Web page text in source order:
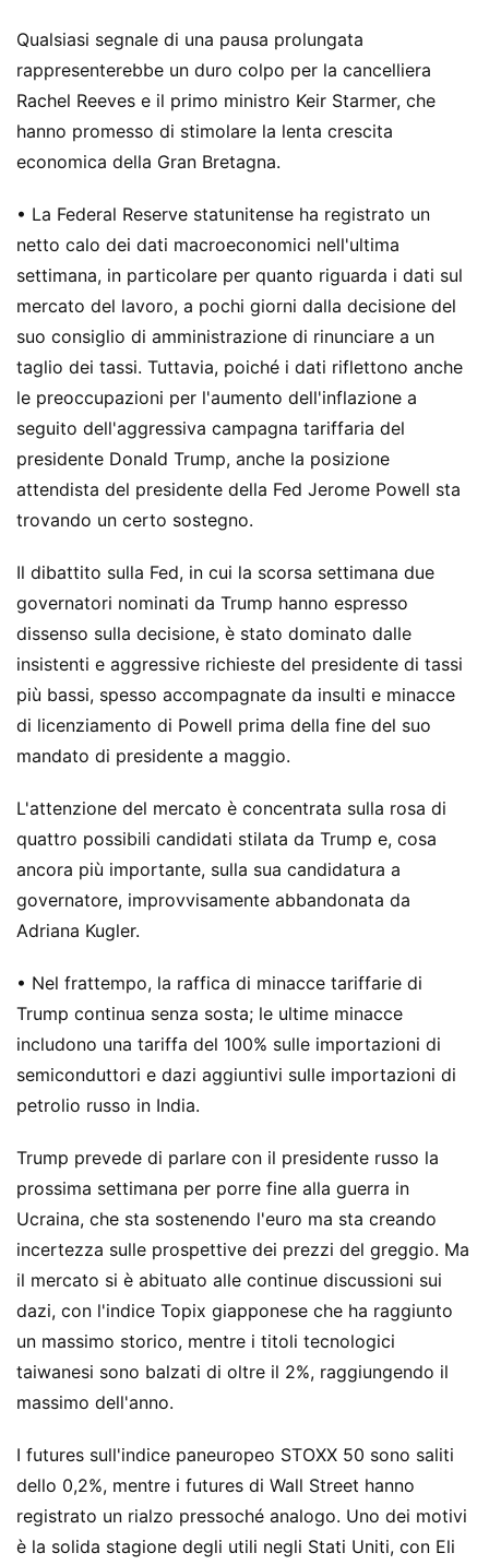
Qualsiasi segnale di una pausa prolungata
rappresenterebbe un duro colpo per la cancelliera
Rachel Reeves e il primo ministro Keir Starmer, che
hanno promesso di stimolare la lenta crescita
economica della Gran Bretagna.
• La Federal Reserve statunitense ha registrato un
netto calo dei dati macroeconomici nell'ultima
settimana, in particolare per quanto riguarda i dati sul
mercato del lavoro, a pochi giorni dalla decisione del
suo consiglio di amministrazione di rinunciare a un
taglio dei tassi. Tuttavia, poiché i dati riflettono anche
le preoccupazioni per l'aumento dell'inflazione a
seguito dell'aggressiva campagna tariffaria del
presidente Donald Trump, anche la posizione
attendista del presidente della Fed Jerome Powell sta
trovando un certo sostegno.
Il dibattito sulla Fed, in cui la scorsa settimana due
governatori nominati da Trump hanno espresso
dissenso sulla decisione, è stato dominato dalle
insistenti e aggressive richieste del presidente di tassi
più bassi, spesso accompagnate da insulti e minacce
di licenziamento di Powell prima della fine del suo
mandato di presidente a maggio.
L'attenzione del mercato è concentrata sulla rosa di
quattro possibili candidati stilata da Trump e, cosa
ancora più importante, sulla sua candidatura a
governatore, improvvisamente abbandonata da
Adriana Kugler.
• Nel frattempo, la raffica di minacce tariffarie di
Trump continua senza sosta; le ultime minacce
includono una tariffa del 100% sulle importazioni di
semiconduttori e dazi aggiuntivi sulle importazioni di
petrolio russo in India.
Trump prevede di parlare con il presidente russo la
prossima settimana per porre fine alla guerra in
Ucraina, che sta sostenendo l'euro ma sta creando
incertezza sulle prospettive dei prezzi del greggio. Ma
il mercato si è abituato alle continue discussioni sui
dazi, con l'indice Topix giapponese che ha raggiunto
un massimo storico, mentre i titoli tecnologici
taiwanesi sono balzati di oltre il 2%, raggiungendo il
massimo dell'anno.
I futures sull'indice paneuropeo STOXX 50 sono saliti
dello 0,2%, mentre i futures di Wall Street hanno
registrato un rialzo pressoché analogo. Uno dei motivi
è la solida stagione degli utili negli Stati Uniti, con Eli